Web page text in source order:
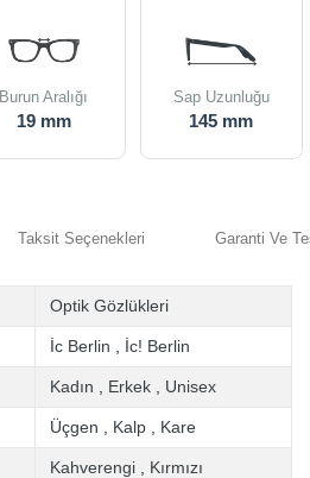
Burun Aralığı
19 mm
Sap Uzunluğu
145 mm
Taksit Seçenekleri Garanti Ve
Optik Gözlükleri
İc Berlin İc! Berlin
Kadın Erkek Unisex
Üçgen Kalp Kare
Kahverengi Kırmızı